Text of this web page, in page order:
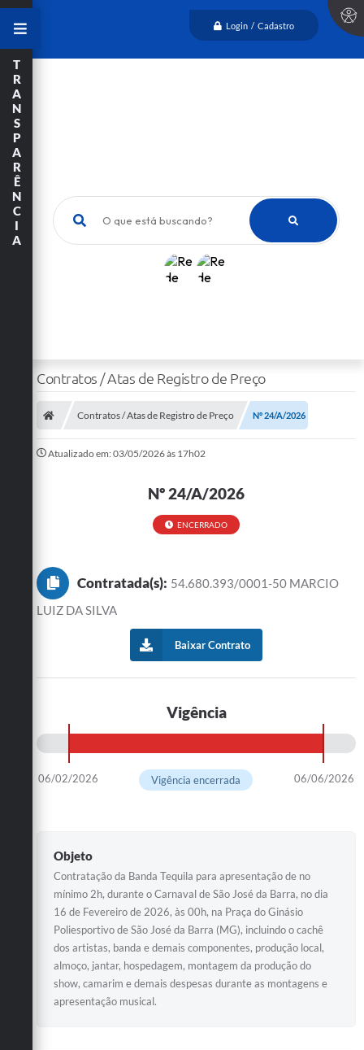
Login / Cadastro
O que está buscando?
T
R
A
N
S
P
A
R
Ê
N
C
I
A
Contratos / Atas de Registro de Preço
Contratos / Atas de Registro de Preço Nº 24/A/2026
Atualizado em: 03/05/2026 às 17h02
Nº 24/A/2026
ENCERRADO
Contratada(s): 54.680.393/0001-50 MARCIO
LUIZ DA SILVA
Baixar Contrato
Vigência
06/02/2026 06/06/2026
Vigência encerrada
Objeto
Contratação da Banda Tequila para apresentação de no
mínimo 2h, durante o Carnaval de São José da Barra, no dia
16 de Fevereiro de 2026, às 00h, na Praça do Ginásio
Poliesportivo de São José da Barra (MG), incluindo o cachê
dos artistas, banda e demais componentes, produção local,
almoço, jantar, hospedagem, montagem da produção do
show, camarim e demais despesas durante as montagens e
apresentação musical.